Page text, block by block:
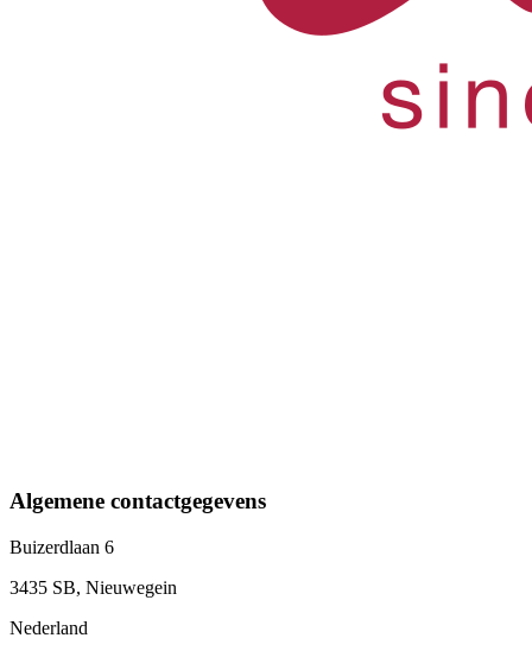
Algemene contactgegevens
Buizerdlaan 6
3435 SB, Nieuwegein
Nederland